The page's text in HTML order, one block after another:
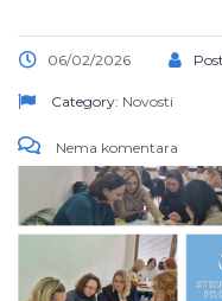
06/02/2026
Category: Novosti
Nema komentara